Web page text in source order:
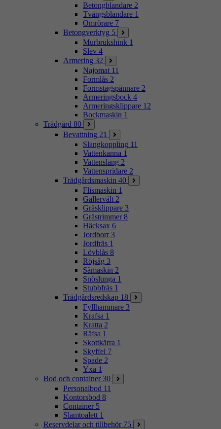
Betongblandare 2
Tvångsblandare 1
Omrörare 7
Betongverktyg 5
Murbrukshink 1
Slev 4
Armering 32
Najomat 11
Formlås 2
Formstagspännare 2
Armeringsbock 4
Armeringsklippare 12
Bockmaskin 1
Trädgård 80
Bevattning 21
Slangkoppling 11
Vattenkanna 1
Vattenslang 2
Vattenspridare 2
Trädgårdsmaskin 40
Flismaskin 1
Gallervält 2
Gräsklippare 3
Grästrimmer 8
Häcksax 6
Jordborr 3
Jordfräs 1
Lövblås 8
Röjsåg 3
Såmaskin 2
Snöslunga 1
Stubbfräs 1
Trädgårdsredskap 18
Fyllhammare 3
Krafsa 1
Kratta 2
Räfsa 1
Skottkärra 1
Skyffel 7
Spade 2
Yxa 1
Bod och container 30
Personalbod 11
Kontorsbod 8
Container 5
Slamtoalett 1
Reservdelar och tillbehör 75